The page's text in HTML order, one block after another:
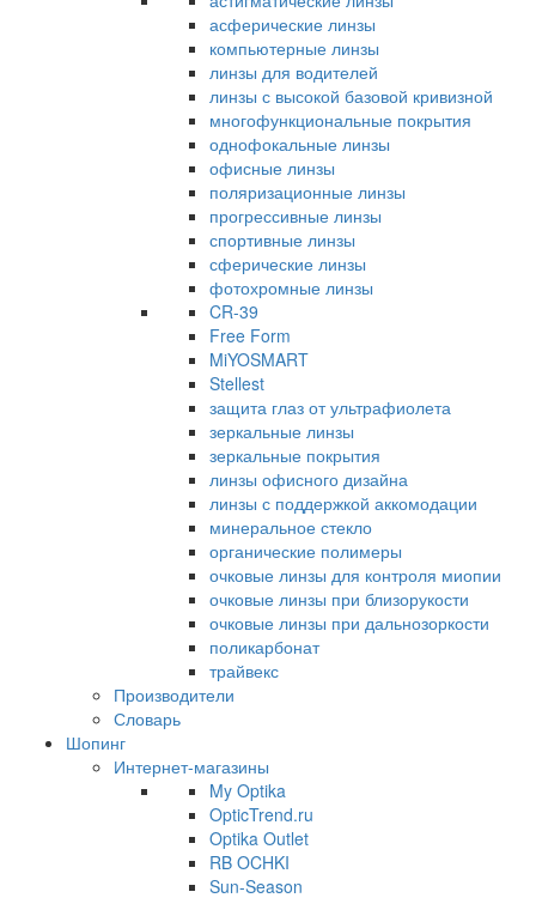
асферические линзы
компьютерные линзы
линзы для водителей
линзы с высокой базовой кривизной
многофункциональные покрытия
однофокальные линзы
офисные линзы
поляризационные линзы
прогрессивные линзы
спортивные линзы
сферические линзы
фотохромные линзы
CR-39
Free Form
MiYOSMART
Stellest
защита глаз от ультрафиолета
зеркальные линзы
зеркальные покрытия
линзы офисного дизайна
линзы с поддержкой аккомодации
минеральное стекло
органические полимеры
очковые линзы для контроля миопии
очковые линзы при близорукости
очковые линзы при дальнозоркости
поликарбонат
трайвекс
Производители
Словарь
Шопинг
Интернет-магазины
My Optika
OpticTrend.ru
Optika Outlet
RB OCHKI
Sun-Season